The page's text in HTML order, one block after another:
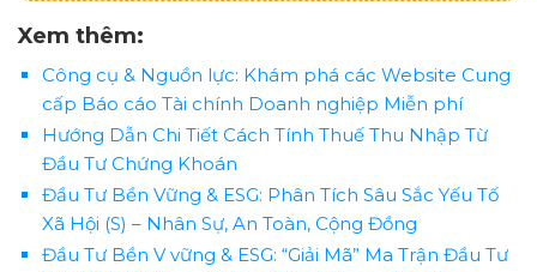
Xem thêm:
Công cụ & Nguồn lực: Khám phá các Website Cung
cấp Báo cáo Tài chính Doanh nghiệp Miễn phí
Hướng Dẫn Chi Tiết Cách Tính Thuế Thu Nhập Từ
Đầu Tư Chứng Khoán
Đầu Tư Bền Vững & ESG: Phân Tích Sâu Sắc Yếu Tố
Xã Hội (S) – Nhân Sự, An Toàn, Cộng Đồng
Đầu Tư Bền V vững & ESG: “Giải Mã” Ma Trận Đầu Tư